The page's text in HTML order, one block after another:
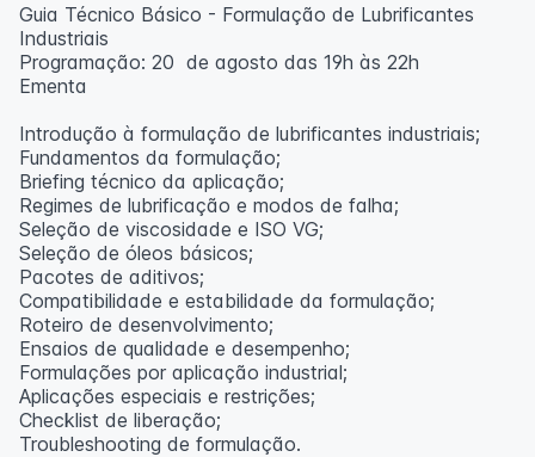
Guia Técnico Básico - Formulação de Lubrificantes
Industriais
Programação: 20 de agosto das 19h às 22h
Ementa
Introdução à formulação de lubrificantes industriais;
Fundamentos da formulação;
Briefing técnico da aplicação;
Regimes de lubrificação e modos de falha;
Seleção de viscosidade e ISO VG;
Seleção de óleos básicos;
Pacotes de aditivos;
Compatibilidade e estabilidade da formulação;
Roteiro de desenvolvimento;
Ensaios de qualidade e desempenho;
Formulações por aplicação industrial;
Aplicações especiais e restrições;
Checklist de liberação;
Troubleshooting de formulação.